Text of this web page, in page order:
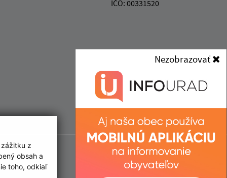
z
obsah a
toho, odkiaľ
Nezobrazovať
IČO: 00331520